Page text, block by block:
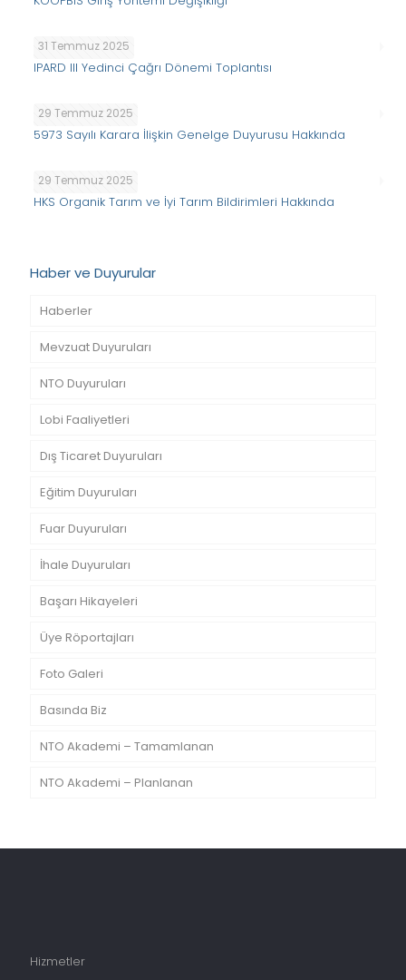
31 Temmuz 2025
IPARD III Yedinci Çağrı Dönemi Toplantısı
29 Temmuz 2025
5973 Sayılı Karara İlişkin Genelge Duyurusu Hakkında
29 Temmuz 2025
HKS Organik Tarım ve İyi Tarım Bildirimleri Hakkında
Haber ve Duyurular
Haberler
Mevzuat Duyuruları
NTO Duyuruları
Lobi Faaliyetleri
Dış Ticaret Duyuruları
Eğitim Duyuruları
Fuar Duyuruları
İhale Duyuruları
Başarı Hikayeleri
Üye Röportajları
Foto Galeri
Basında Biz
NTO Akademi – Tamamlanan
NTO Akademi – Planlanan
Hizmetler